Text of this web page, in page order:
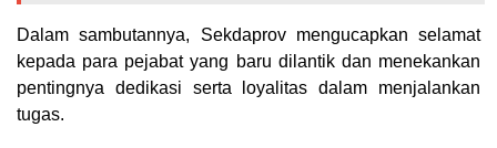
Dalam sambutannya, Sekdaprov mengucapkan selamat
kepada para pejabat yang baru dilantik dan menekankan
pentingnya dedikasi serta loyalitas dalam menjalankan
tugas.